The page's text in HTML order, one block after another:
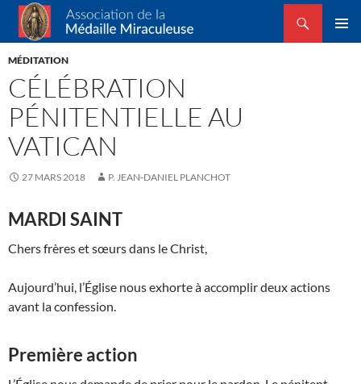
Association de la Médaille Miraculeuse
Recherche
ALLER
AU
MÉDITATION
CÉLÉBRATION
PÉNITENTIELLE AU
VATICAN
27 MARS 2018 P. JEAN-DANIEL PLANCHOT
MARDI SAINT
Chers frères et sœurs dans le Christ,
Aujourd’hui, l’Église nous exhorte à accomplir deux actions
avant la confession.
Première action